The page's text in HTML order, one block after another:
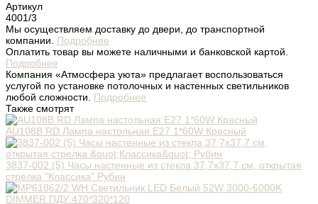
Артикул
4001/3
Мы осуществляем доставку до двери, до транспортной
компании. Подробнее
Оплатить товар вы можете наличными и банковской картой.
Подробнее
Компания «Атмосфера уюта» предлагает воспользоваться
услугой по установке потолочных и настенных светильников
любой сложности. Подробнее
Также смотрят
AU108B RD Лампа настольная E27 1*60W Красный
3837-002 (5) Часы настенные из стекла 37,7х37,7 см, открытая
стрелка "Классика" Рубин